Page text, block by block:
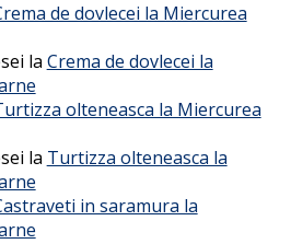
de dovlecei la Miercurea
la Crema de dovlecei la
olteneasca la Miercurea
la Turtizza olteneasca la
in saramura la